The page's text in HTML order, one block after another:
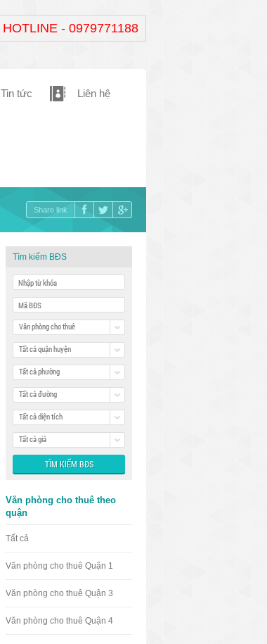
HOTLINE - 0979771188
Tin tức Liên hệ
Share link
Tìm kiếm BĐS
Văn phòng cho thuê
Tất cả quận huyện
Tất cả phường
Tất cả đường
Tất cả diện tích
Tất cả giá
Văn phòng cho thuê theo
quận
Tất cả
Văn phòng cho thuê Quận 1
Văn phòng cho thuê Quận 3
Văn phòng cho thuê Quận 4